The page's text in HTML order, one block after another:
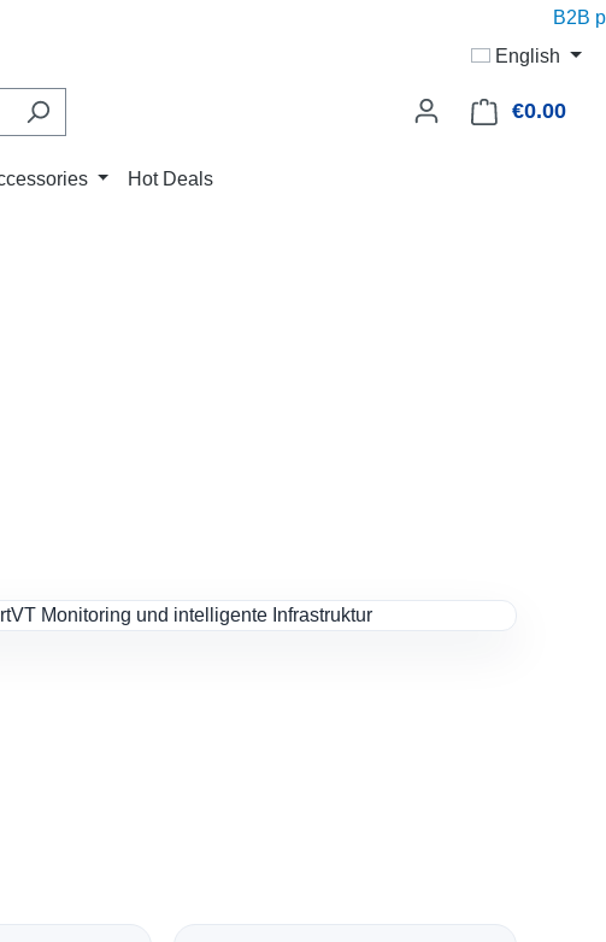
B2B
English
€0.00
Hot Deals